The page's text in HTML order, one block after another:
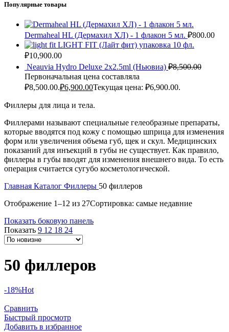
Популярные товары
Dermaheal HL (Дермахил ХЛ) - 1 флакон 5 мл. ₽800.00
LIGHT FIT (Лайт фит) упаковка 10 фл.
₽10,900.00
Neauvia Hydro Deluxe 2х2.5ml (Ньювиа) ₽8,500.00
Первоначальная цена составляла
₽8,500.00.₽6,900.00Текущая цена: ₽6,900.00.
Филлеры для лица и тела.
Филлерами называют специальные гелеобразные препараты,
которые вводятся под кожу с помощью шприца для изменения
форм или увеличения объема губ, щек и скул. Медицинских
показаний для инъекций в губы не существует. Как правило,
филлеры в губы вводят для изменения внешнего вида. То есть
операция считается сугубо косметологической.
Главная Каталог Филлеры 50 филлеров
Отображение 1–12 из 27Сортировка: самые недавние
Показать боковую панель
Показать 9 12 18 24
50 филлеров
-18%Hot
Сравнить
Быстрый просмотр
Добавить в избранное